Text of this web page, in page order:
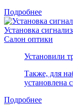
Подробнее
Установка
Салон оптики
Установили
Также, для
установлена
Подробнее